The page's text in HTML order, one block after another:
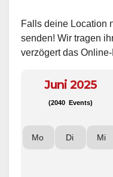
Falls deine Location
senden! Wir tragen
verzögert das
Juni 2025
(2040 Events)
Mo Di Mi